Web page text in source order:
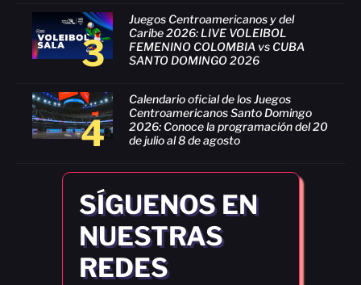
3
Juegos Centroamericanos y del
Caribe 2026: LIVE VOLEIBOL
FEMENINO COLOMBIA vs CUBA
SANTO DOMINGO 2026
4
Calendario oficial de los Juegos
Centroamericanos Santo Domingo
2026: Conoce la programación del 20
de julio al 8 de agosto
SÍGUENOS EN
NUESTRAS
REDES